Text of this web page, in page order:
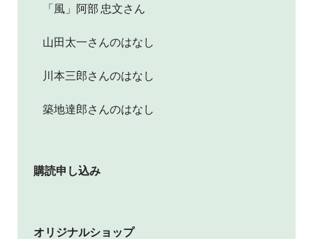
「風」阿部 忠文さん
山田太一さんのはなし
川本三郎さんのはなし
築地達郎さんのはなし
購読申し込み
オリジナルショップ